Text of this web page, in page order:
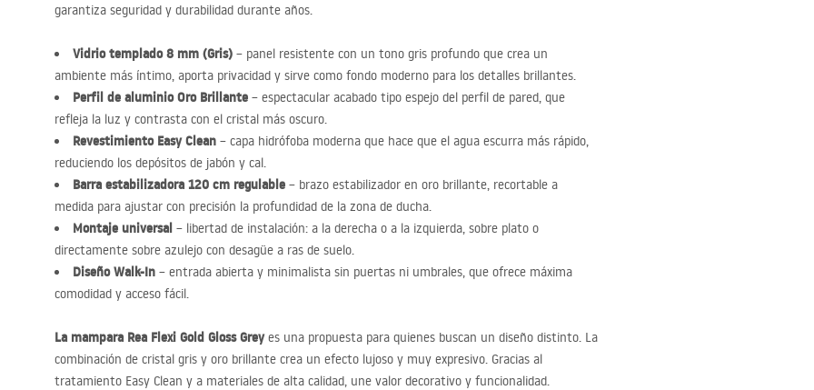
garantiza seguridad y durabilidad durante años.
Vidrio templado 8 mm (Gris) – panel resistente con un tono gris profundo que crea un
ambiente más íntimo, aporta privacidad y sirve como fondo moderno para los detalles brillantes.
Perfil de aluminio Oro Brillante – espectacular acabado tipo espejo del perfil de pared, que
refleja la luz y contrasta con el cristal más oscuro.
Revestimiento Easy Clean – capa hidrófoba moderna que hace que el agua escurra más rápido,
reduciendo los depósitos de jabón y cal.
Barra estabilizadora 120 cm regulable – brazo estabilizador en oro brillante, recortable a
medida para ajustar con precisión la profundidad de la zona de ducha.
Montaje universal – libertad de instalación: a la derecha o a la izquierda, sobre plato o
directamente sobre azulejo con desagüe a ras de suelo.
Diseño Walk-In – entrada abierta y minimalista sin puertas ni umbrales, que ofrece máxima
comodidad y acceso fácil.
La mampara Rea Flexi Gold Gloss Greyes una propuesta para quienes buscan un diseño distinto. La
combinación de cristal gris y oro brillante crea un efecto lujoso y muy expresivo. Gracias al
tratamiento Easy Clean y a materiales de alta calidad, une valor decorativo y funcionalidad.